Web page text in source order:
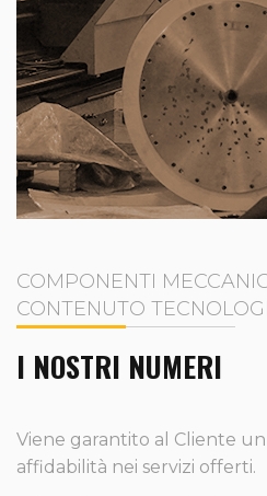
I NOSTRI NUMERI
COMPONENTI
CONTENUTO
Viene garantito al Cliente
affidabilità nei servizi offerti.